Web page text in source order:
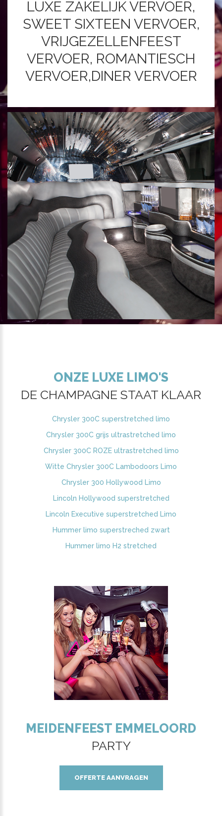
LUXE ZAKELIJK VERVOER,
SWEET SIXTEEN VERVOER,
VRIJGEZELLENFEEST
VERVOER, ROMANTIESCH
VERVOER,DINER VERVOER
ONZE LUXE LIMO'S
DE CHAMPAGNE STAAT KLAAR
Chrysler 300C superstretched limo
Chrysler 300C grijs ultrastretched limo
Chrysler 300C ROZE ultrastretched limo
Witte Chrysler 300C Lambodoors Limo
Chrysler 300 Hollywood Limo
Lincoln Hollywood superstretched
Lincoln Executive superstretched Limo
Hummer limo superstreched zwart
Hummer limo H2 stretched
MEIDENFEEST EMMELOORD
PARTY
OFFERTE AANVRAGEN